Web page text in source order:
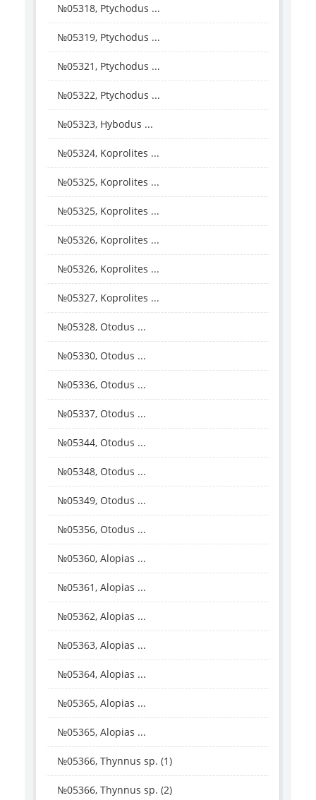
№05318, Ptychodus ...
№05319, Ptychodus ...
№05321, Ptychodus ...
№05322, Ptychodus ...
№05323, Hybodus ...
№05324, Koprolites ...
№05325, Koprolites ...
№05325, Koprolites ...
№05326, Koprolites ...
№05326, Koprolites ...
№05327, Koprolites ...
№05328, Otodus ...
№05330, Otodus ...
№05336, Otodus ...
№05337, Otodus ...
№05344, Otodus ...
№05348, Otodus ...
№05349, Otodus ...
№05356, Otodus ...
№05360, Alopias ...
№05361, Alopias ...
№05362, Alopias ...
№05363, Alopias ...
№05364, Alopias ...
№05365, Alopias ...
№05365, Alopias ...
№05366, Thynnus sp. (1)
№05366, Thynnus sp. (2)